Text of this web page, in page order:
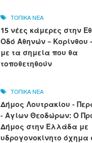
ΤΟΠΙΚΑ ΝΕΑ
15 νέες κάμερες στην
Οδό Αθηνών – Κορίνθου
με τα σημεία που θα
τοποθετηθούν
ΤΟΠΙΚΑ ΝΕΑ
Δήμος Λουτρακίου -
- Αγίων Θεοδώρων: Ο
Δήμος στην Ελλάδα με
υδρογονοκίνητο όχημα